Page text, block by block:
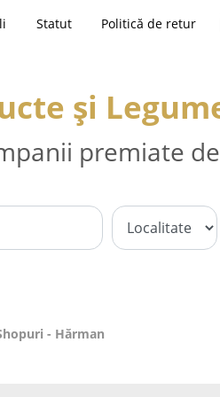
Statut Politică de retur
și
premiate
- Hărman